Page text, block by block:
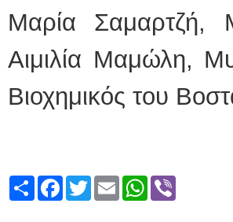
Μαρία Σαμαρτζή,
Αιμιλία Μαμώλη,
Βιοχημικός του
ShareFacebook
TwitterEmailWhatsApp